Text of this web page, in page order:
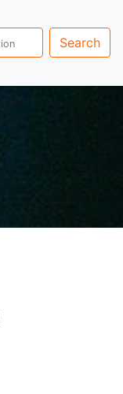
Search